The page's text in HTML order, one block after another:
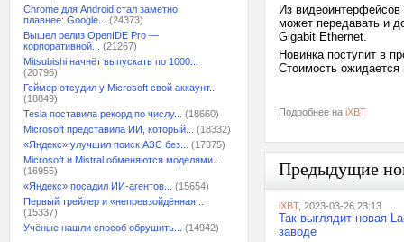
Chrome для Android стал заметно
плавнее: Google...
(24373)
Вышел релиз OpenIDE Pro —
корпоративной...
(21267)
Mitsubishi начнёт выпускать по 1000...
(20796)
Геймер отсудил у Microsoft свой аккаунт...
(18849)
Tesla поставила рекорд по числу...
(18660)
Microsoft представила ИИ, который...
(18332)
«Яндекс» улучшил поиск АЗС без...
(17375)
Microsoft и Mistral обменяются моделями...
(16955)
«Яндекс» посадил ИИ-агентов...
(15654)
Первый трейлер и «непревзойдённая...
(15337)
Учёные нашли способ обрушить...
(14942)
Из
может передавать и
Gigabit Ethernet.
Новинка поступит в
Стоимость
Подробнее на iXBT
Предыдущие
iXBT, 2023-03-26 23:13
Так выглядит новая
заводе